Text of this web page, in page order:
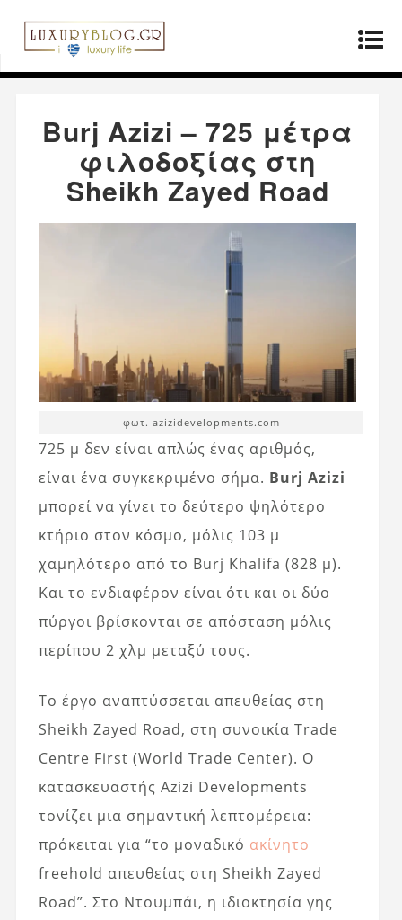
Αρχική σελίδα»Μόδα
Burj Azizi – 725 μέτρα
φιλοδοξίας στη Sheikh Zayed Road
Burj Azizi – 725 μέτρα
φιλοδοξίας στη
Sheikh Zayed Road
φωτ. azizidevelopments.com
725 μ δεν είναι απλώς ένας αριθμός,
είναι ένα συγκεκριμένο σήμα. Burj Azizi
μπορεί να γίνει το δεύτερο ψηλότερο
κτήριο στον κόσμο, μόλις 103 μ
χαμηλότερο από το Burj Khalifa (828 μ).
Και το ενδιαφέρον είναι ότι και οι δύο
πύργοι βρίσκονται σε απόσταση μόλις
περίπου 2 χλμ μεταξύ τους.
Το έργο αναπτύσσεται απευθείας στη
Sheikh Zayed Road, στη συνοικία Trade
Centre First (World Trade Center). Ο
κατασκευαστής Azizi Developments
τονίζει μια σημαντική λεπτομέρεια:
πρόκειται για “το μοναδικό ακίνητο
freehold απευθείας στη Sheikh Zayed
Road”. Στο Ντουμπάι, η ιδιοκτησία γης